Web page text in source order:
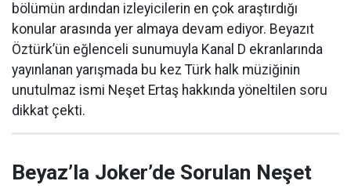
bölümün ardından izleyicilerin en çok araştırdığı
konular arasında yer almaya devam ediyor. Beyazıt
Öztürk’ün eğlenceli sunumuyla Kanal D ekranlarında
yayınlanan yarışmada bu kez Türk halk müziğinin
unutulmaz ismi Neşet Ertaş hakkında yöneltilen soru
dikkat çekti.
Beyaz’la Joker’de Sorulan Neşet